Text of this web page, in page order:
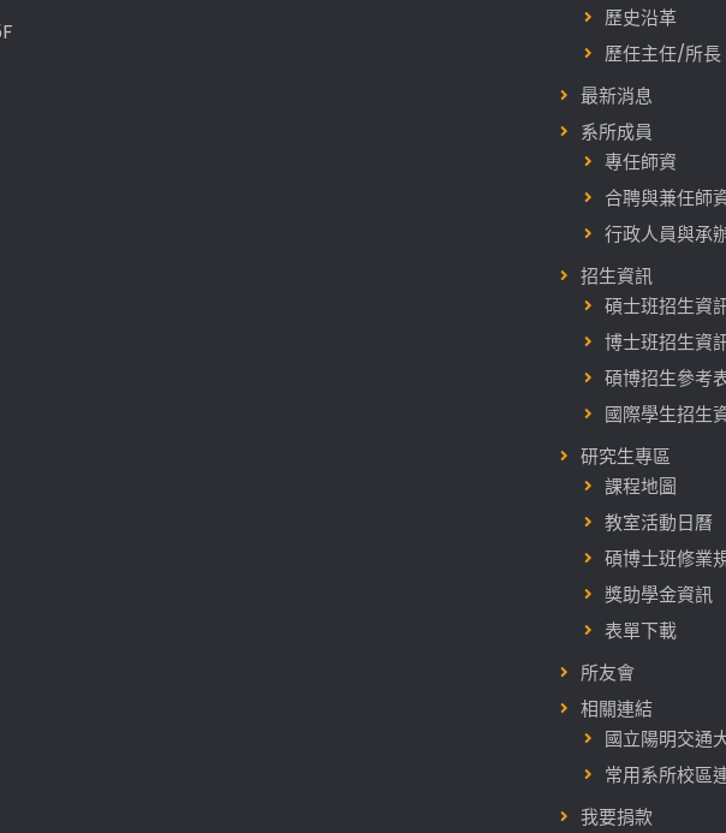
歷史沿革
歷任主任/所長
最新消息
系所成員
專任師資
合聘與兼任師
行政人員與承
招生資訊
碩士班招生資
博士班招生資
碩博招生參考
國際學生招生
研究生專區
課程地圖
教室活動日曆
碩博士班修業
獎助學金資訊
表單下載
所友會
相關連結
國立陽明交通
常用系所校區
我要捐款